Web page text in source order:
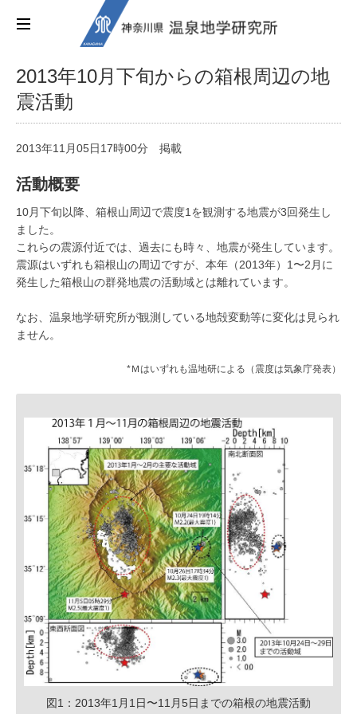
2013年10月下旬からの箱根周辺の地
震活動
2013年11月05日17時00分 掲載
活動概要
10月下旬以降、箱根山周辺で震度1を観測する地震が3回発生し
ました。
これらの震源付近では、過去にも時々、地震が発生しています。
震源はいずれも箱根山の周辺ですが、本年（2013年）1〜2月に
発生した箱根山の群発地震の活動域とは離れています。
なお、温泉地学研究所が観測している地殻変動等に変化は見られ
ません。
*Ｍはいずれも温地研による（震度は気象庁発表）
図1：2013年1月1日〜11月5日までの箱根の地震活動